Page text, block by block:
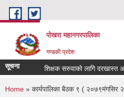
Skip to main content
पोखरा महानगरपालिका
गण्डकी प्रदेश
सूचना शिक्षक सरुवाको लागि दरखास्त
You are here
Home » कार्यपालिका बैठक ९ ( २०७९मंगसिर